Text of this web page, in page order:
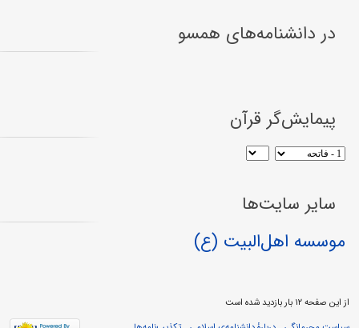
در دانشنامه‌های همسو
پیمایش‌گر قرآن
سایر سایت‌ها
موسسه اهل‌البیت (ع)
از این صفحه ۱۲ بار بازدید شده است